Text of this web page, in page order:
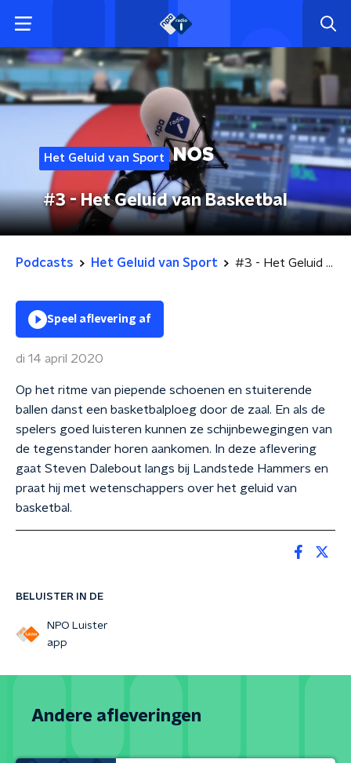
Het Geluid van Sport
#3 - Het Geluid van Basketbal
Podcasts Het Geluid van Sport #3 - Het Geluid van Basketbal
BELUISTER IN DE
NPO Luister
app
Speel aflevering af
di 14 april 2020
Op het ritme van piepende schoenen en stuiterende
ballen danst een basketbalploeg door de zaal. En als de
spelers goed luisteren kunnen ze schijnbewegingen van
de tegenstander horen aankomen. In deze aflevering
gaat Steven Dalebout langs bij Landstede Hammers en
praat hij met wetenschappers over het geluid van
basketbal.
Andere afleveringen